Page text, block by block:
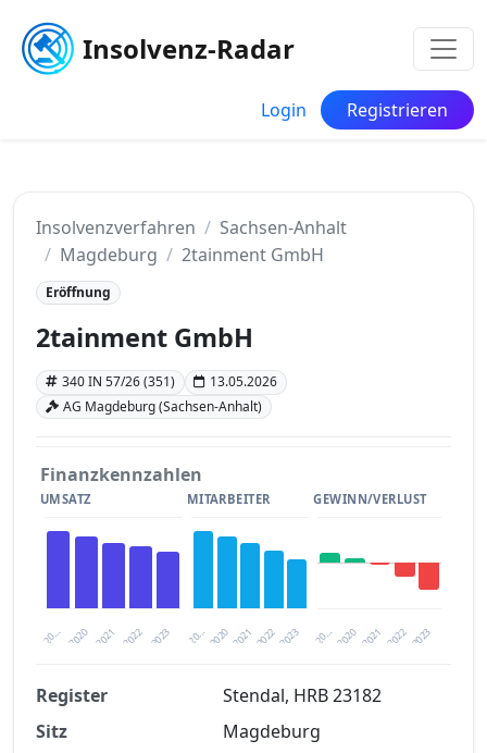
Insolvenz-Radar
Login Registrieren
Insolvenzverfahren
Sachsen-Anhalt
Magdeburg
2tainment GmbH
Eröffnung
2tainment GmbH
340 IN 57/26 (351)
13.05.2026
AG Magdeburg (Sachsen-Anhalt)
Finanzkennzahlen
UMSATZ
20… 2021 2023
2020 2022
MITARBEITER
20… 2021 2023
2020 2022
GEWINN/VERLUST
20… 2021 2023
2020 2022
Finanzkennzahlen nach kostenloser
Register
Stendal, HRB 23182
Sitz
Magdeburg